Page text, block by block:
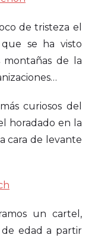
de tristeza el
se ha visto
montañas de la
curiosos del
horadado en la
cara de levante
un cartel,
edad a partir